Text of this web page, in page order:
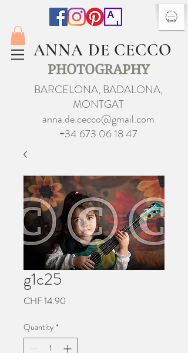
ANNA DE CECCO
PHOTOGRAPHY
BARCELONA, BADALONA,
MONTGAT
anna.de.cecco@gmail.com
+34 673 06 18 47
g1c25
CHF 14.90
Quantity *